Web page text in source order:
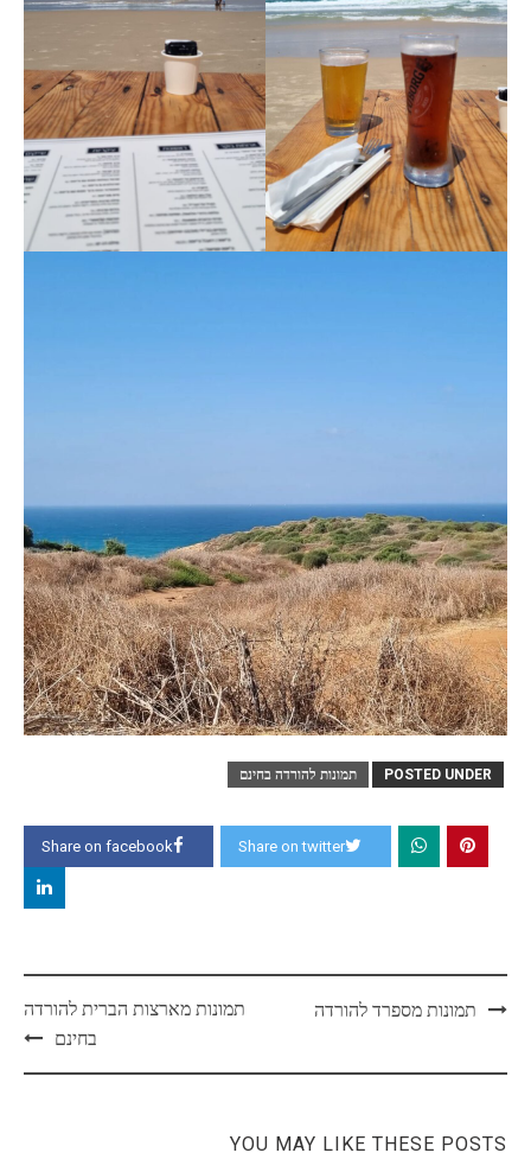
POSTED UNDER תמונות להורדה בחינם
Share on facebook Share on twitter
Postתמונות מספרד להורדה
תמונות מארצות הברית להורדה
בחינם
YOU MAY LIKE THESE POSTS